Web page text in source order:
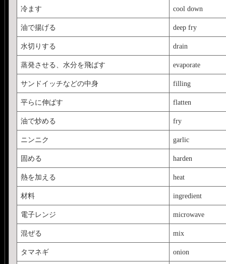
冷ます cool down
油で揚げる deep fry
水切りする drain
蒸発させる、水分を飛ばす evaporate
サンドイッチなどの中身 filling
平らに伸ばす flatten
油で炒める fry
ニンニク garlic
固める harden
熱を加える heat
材料 ingredient
電子レンジ microwave
混ぜる mix
タマネギ onion